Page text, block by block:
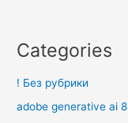
Categories
! Без рубрики
adobe generative ai 8